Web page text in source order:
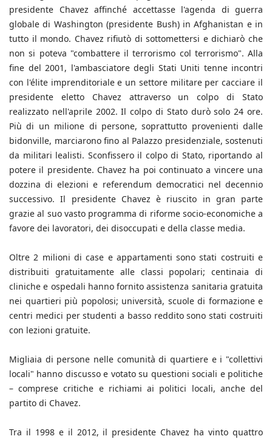
presidente Chavez affinché accettasse l'agenda di guerra
globale di Washington (presidente Bush) in Afghanistan e in
tutto il mondo. Chavez rifiutò di sottomettersi e dichiarò che
non si poteva "combattere il terrorismo col terrorismo". Alla
fine del 2001, l'ambasciatore degli Stati Uniti tenne incontri
con l'élite imprenditoriale e un settore militare per cacciare il
presidente eletto Chavez attraverso un colpo di Stato
realizzato nell'aprile 2002. Il colpo di Stato durò solo 24 ore.
Più di un milione di persone, soprattutto provenienti dalle
bidonville, marciarono fino al Palazzo presidenziale, sostenuti
da militari lealisti. Sconfissero il colpo di Stato, riportando al
potere il presidente. Chavez ha poi continuato a vincere una
dozzina di elezioni e referendum democratici nel decennio
successivo. Il presidente Chavez è riuscito in gran parte
grazie al suo vasto programma di riforme socio-economiche a
favore dei lavoratori, dei disoccupati e della classe media.
Oltre 2 milioni di case e appartamenti sono stati costruiti e
distribuiti gratuitamente alle classi popolari; centinaia di
cliniche e ospedali hanno fornito assistenza sanitaria gratuita
nei quartieri più popolosi; università, scuole di formazione e
centri medici per studenti a basso reddito sono stati costruiti
con lezioni gratuite.
Migliaia di persone nelle comunità di quartiere e i "collettivi
locali" hanno discusso e votato su questioni sociali e politiche
– comprese critiche e richiami ai politici locali, anche del
partito di Chavez.
Tra il 1998 e il 2012, il presidente Chavez ha vinto quattro